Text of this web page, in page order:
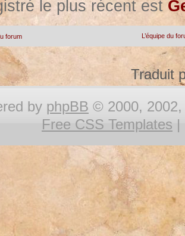
le plus récent est
forum L’équipe du
Traduit
by phpBB © 2000, 2002,
Free CSS Templates |